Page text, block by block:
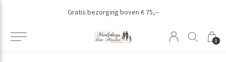
0
Gratis bezorging boven € 75,--